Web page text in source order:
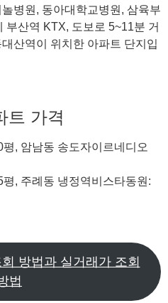
병원, 동아대학교병원, 삼육부
부산역 KTX, 도보로 5~11분 거
산역이 위치한 아파트 단지입
트 가격
, 암남동 송도자이르네디오
, 주례동 냉정역비스타동원:
방법과 실거래가 조회
법